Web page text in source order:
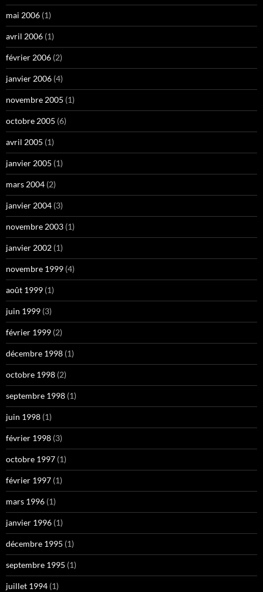
mai 2006 (1)
avril 2006 (1)
février 2006 (2)
janvier 2006 (4)
novembre 2005 (1)
octobre 2005 (6)
avril 2005 (1)
janvier 2005 (1)
mars 2004 (2)
janvier 2004 (3)
novembre 2003 (1)
janvier 2002 (1)
novembre 1999 (4)
août 1999 (1)
juin 1999 (3)
février 1999 (2)
décembre 1998 (1)
octobre 1998 (2)
septembre 1998 (1)
juin 1998 (1)
février 1998 (3)
octobre 1997 (1)
février 1997 (1)
mars 1996 (1)
janvier 1996 (1)
décembre 1995 (1)
septembre 1995 (1)
juillet 1994 (1)